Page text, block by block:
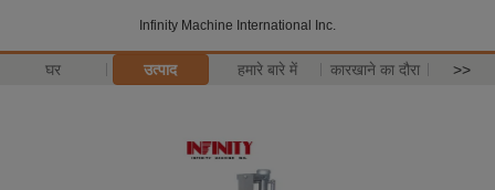
Infinity Machine International Inc.
घर उत्पाद हमारे बारे में कारखाने का दौरा >>